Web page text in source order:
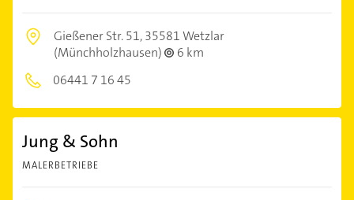
Gießener Str. 51,35581 Wetzlar
(Münchholzhausen)
6 km
06441 7 16 45
Jung & Sohn
MALERBETRIEBE